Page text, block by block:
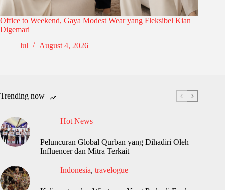
Office to Weekend, Gaya Modest Wear yang Fleksibel Kian
Digemari
lul
August 4, 2026
Trending now
Hot News
Peluncuran Global Qurban yang Dihadiri Oleh
Influencer dan Mitra Terkait
Indonesia, travelogue